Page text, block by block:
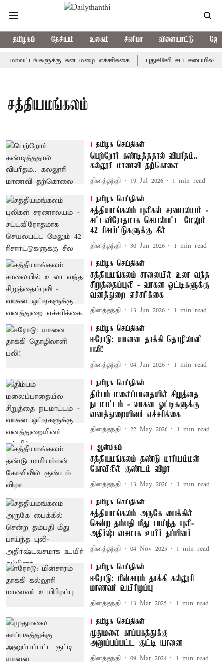
தமிழகம் தேசியம் உலகம் சினிமா விளையாட்டு
மாவட்டங்களுக்கு கன மழை எச்சரிக்கை புதுச்சேரி
சத்தியமங்கலம்
தமிழக செய்திகள்
பெற்றோர் கண்டித்ததால் விபரீதம்..
கல்லூரி மாணவி தற்கொலை
தினத்தந்தி 19 Jul 2026 1 min read
தமிழக செய்திகள்
சத்தியமங்கலம் புலிகள் சரணாலயம் -
சட்டவிரோதமாக செயல்பட்ட மேலும்
42 ரிசார்ட்டுகளுக்கு சீல்
தினத்தந்தி 30 Jun 2026 1 min read
தமிழக செய்திகள்
சத்தியமங்கலம் சாலையில் உலா வந்த
சிறுத்தைப்புலி - வாகன ஓட்டிகளுக்கு
வனத்துறை எச்சரிக்கை
தினத்தந்தி 13 Jun 2026 1 min read
தமிழக செய்திகள்
ஈரோடு: யானை தாக்கி தொழிலாளி
பலி!
தினத்தந்தி 04 Jun 2026 1 min read
தமிழக செய்திகள்
திம்பம் மலைப்பாதையில் சிறுத்தை
நடமாட்டம் - வாகன ஓட்டிகளுக்கு
வனத்துறையினர் எச்சரிக்கை
தினத்தந்தி 22 May 2026 1 min read
ஆன்மிகம்
சத்தியமங்கலம் தண்டு மாரியம்மன்
கோவிலில் குண்டம் விழா
தினத்தந்தி 13 May 2026 1 min read
தமிழக செய்திகள்
சத்தியமங்கலம் அருகே பைக்கில்
சென்ற தம்பதி மீது பாய்ந்த புலி-
அதிர்ஷ்டவசமாக உயிர் தப்பினர்
தினத்தந்தி 04 Nov 2025 1 min read
தமிழக செய்திகள்
ஈரோடு: மின்சாரம் தாக்கி கல்லூரி
மாணவர் உயிரிழப்பு
தினத்தந்தி 13 Mar 2025 1 min read
தமிழக செய்திகள்
முதுமலை காப்பகத்துக்கு
அனுப்பப்பட்ட குட்டி யானை
தினத்தந்தி 09 Mar 2024 1 min read